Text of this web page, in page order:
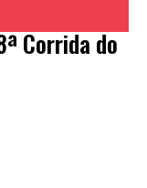
Corrida do